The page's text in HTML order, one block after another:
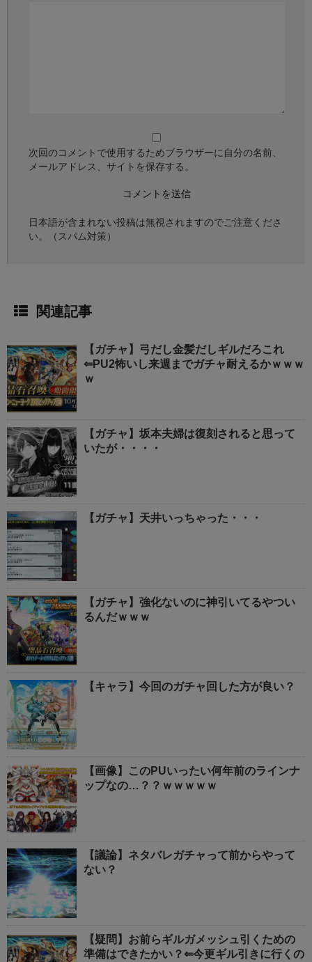
次回のコメントで使用するためブラウザーに自分の名前、
メールアドレス、サイトを保存する。
日本語が含まれない投稿は無視されますのでご注意くださ
い。（スパム対策）
関連記事
【ガチャ】弓だし金髪だしギルだろこれ
⇐PU2怖いし来週までガチャ耐えるかｗｗｗ
ｗ
【ガチャ】坂本夫婦は復刻されると思って
いたが・・・・
【ガチャ】天井いっちゃった・・・
【ガチャ】強化ないのに神引いてるやつい
るんだｗｗｗ
【キャラ】今回のガチャ回した方が良い？
【画像】このPUいったい何年前のラインナ
ップなの…？？ｗｗｗｗｗ
【議論】ネタバレガチャって前からやって
ない？
【疑問】お前らギルガメッシュ引くための
準備はできたかい？⇐今更ギル引きに行くの